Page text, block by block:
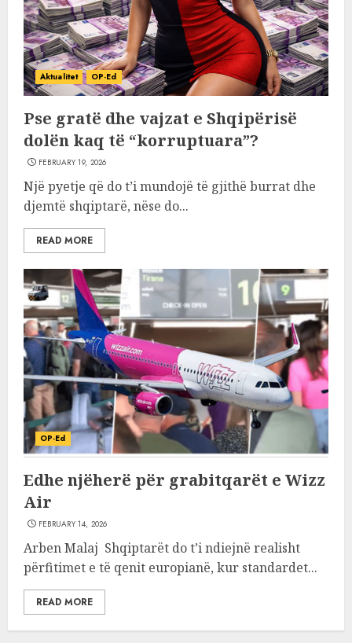
Aktualitet OP-Ed
Pse gratë dhe vajzat e Shqipërisë
dolën kaq të “korruptuara”?
FEBRUARY 19, 2026
Një pyetje që do t’i mundojë të gjithë burrat dhe
djemtë shqiptarë, nëse do...
READ MORE
OP-Ed
Edhe njëherë për grabitqarët e Wizz
Air
FEBRUARY 14, 2026
Arben Malaj Shqiptarët do t’i ndiejnë realisht
përfitimet e të qenit europianë, kur standardet...
READ MORE